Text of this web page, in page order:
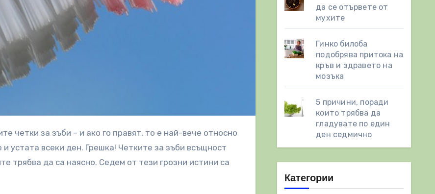
устата всеки ден. Грешка! Четките за зъби всъщност
трябва да са наясно. Седем от тези грозни истини са
да се отървете от
мухите
Гинко билоба
подобрява притока на
кръв и здравето на
мозъка
5 причини, поради
които трябва да
гладувате по един
ден седмично
Категории